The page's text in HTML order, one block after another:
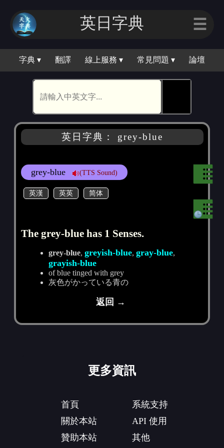
英日字典 ☰
字典 ▾ 翻譯 線上服務 ▾ 常見問題 ▾ 論壇
英日字典： grey-blue
grey-blue (TTS Sound)
英漢 英英 简体
The grey-blue has 1 Senses.
grey-blue,greyish-blue,gray-blue,
grayish-blue
of blue tinged with grey
灰色がかっている青の
返回 →
更多資訊
首頁
關於本站
贊助本站
系統支持
API 使用
其他